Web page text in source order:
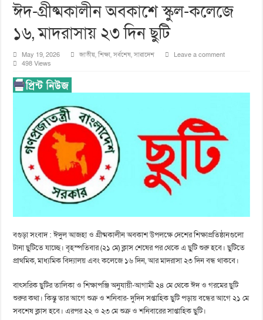
ঈদ-গ্রীষ্মকালীন অবকাশে স্কুল-কলেজে
১৬, মাদরাসায় ২৩ দিন ছুটি
May 19, 2026 জাতীয়,শিক্ষা,সর্বশেষ,সারাদেশ
Leave a comment
498 Views
বগুড়া সংবাদ : ঈদুল আজহা ও গ্রীষ্মকালীন অবকাশ উপলক্ষে দেশের শিক্ষাপ্রতিষ্ঠানগুলো
টানা ছুটিতে যাচ্ছে। বৃহস্পতিবার (২১ মে) ক্লাস শেষের পর থেকে এ ছুটি শুরু হবে। ছুটিতে
প্রাথমিক, মাধ্যমিক বিদ্যালয় এবং কলেজে ১৬ দিন, আর মাদরাসা ২৩ দিন বন্ধ থাকবে।
বাৎসরিক ছুটির তালিকা ও শিক্ষাপঞ্জি অনুযায়ী-আগামী ২৪ মে থেকে ঈদ ও গরমের ছুটি
শুরুর কথা। কিন্তু তার আগে শুক্র ও শনিবার- দুদিন সপ্তাহিক ছুটি পড়ায় বন্ধের আগে ২১ মে
সবশেষ ক্লাস হবে। এরপর ২২ ও ২৩ মে শুক্র ও শনিবারের সাপ্তাহিক ছুটি।